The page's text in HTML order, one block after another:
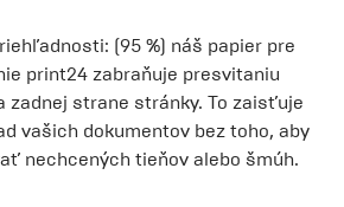
(95 %) náš papier pre
print24 zabraňuje presvitaniu
zadnej strane stránky. To zaisťuje
vašich dokumentov bez toho, aby
nechcených tieňov alebo šmúh.